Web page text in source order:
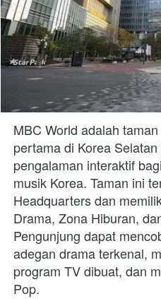
MBC World adalah
pertama di Korea
pengalaman interaktif
musik Korea. Taman ini
Headquarters dan
Drama, Zona Hiburan,
Pengunjung dapat
adegan drama terkenal,
program TV dibuat, dan
Pop.